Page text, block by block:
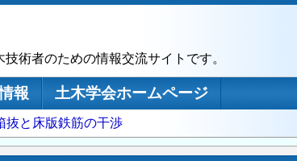
術者のための情報交流サイトです。
報
土木学会ホームページ
抜と床版鉄筋の干渉